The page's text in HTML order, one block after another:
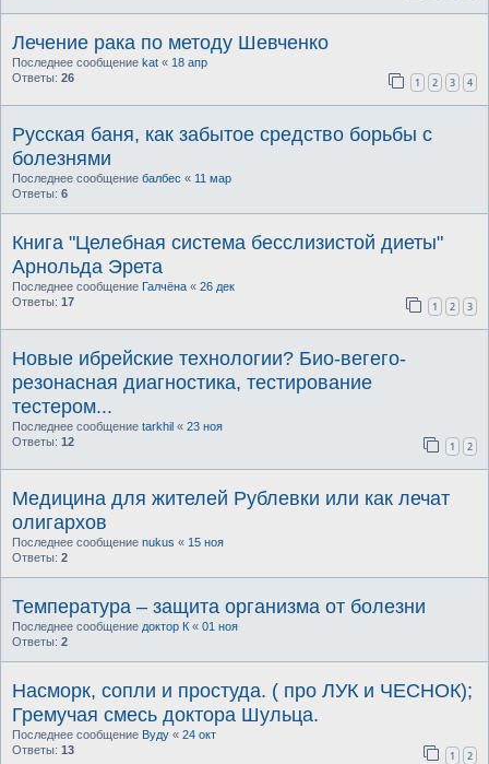
Лечение рака по методу Шевченко
Последнее сообщение kat « 18 апр
Ответы: 26 1 2 3 4
Русская баня, как забытое средство борьбы с
болезнями
Последнее сообщение балбес « 11 мар
Ответы: 6
Книга "Целебная система бесслизистой диеты"
Арнольда Эрета
Последнее сообщение Галчёна « 26 дек
Ответы: 17 1 2 3
Новые ибрейские технологии? Био-вегего-
резонасная диагностика, тестирование
тестером...
Последнее сообщение tarkhil « 23 ноя
Ответы: 12 1 2
Медицина для жителей Рублевки или как лечат
олигархов
Последнее сообщение nukus « 15 ноя
Ответы: 2
Температура – защита организма от болезни
Последнее сообщение доктор К « 01 ноя
Ответы: 2
Насморк, сопли и простуда. ( про ЛУК и ЧЕСНОК);
Гремучая смесь доктора Шульца.
Последнее сообщение Вуду « 24 окт
Ответы: 13 1 2